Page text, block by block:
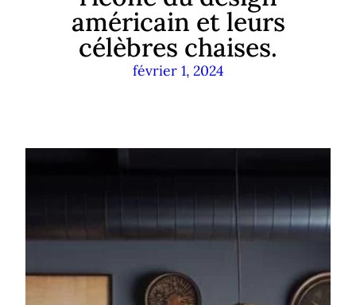
américain et leurs
célèbres chaises.
février 1, 2024